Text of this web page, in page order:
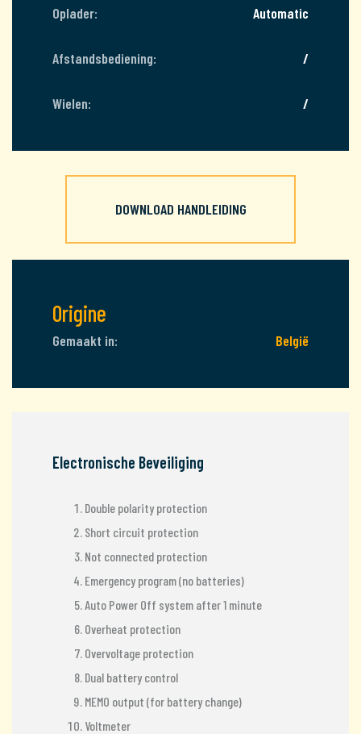
Oplader: Automatic
Afstandsbediening: /
Wielen: /
DOWNLOAD HANDLEIDING
Origine
Gemaakt in: België
Electronische Beveiliging
Double polarity protection
Short circuit protection
Not connected protection
Emergency program (no batteries)
Auto Power Off system after 1 minute
Overheat protection
Overvoltage protection
Dual battery control
MEMO output (for battery change)
Voltmeter